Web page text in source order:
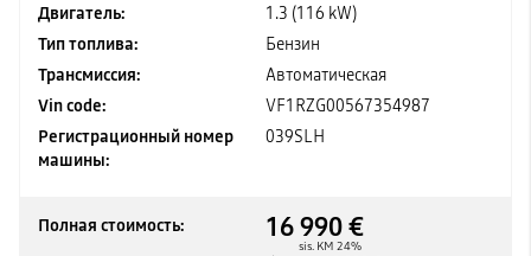
Двигатель:
1.3 (116 kW)
Тип топлива:
Бензин
Трансмиссия:
Автоматическая
Vin code:
VF1RZG00567354987
Регистрационный номер
машины:
039SLH
Полная стоимость: 16 990 €
sis. KM 24%